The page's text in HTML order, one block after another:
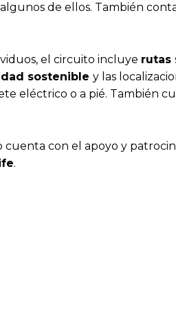
de ellos. También
el circuito incluye rutas
sostenible y las
eléctrico o a pié. También
con el apoyo y
.